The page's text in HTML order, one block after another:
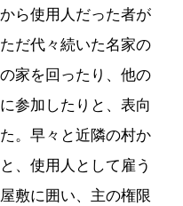
ら使用人だった者が
だ代々続いた名家の
家を回ったり、他の
参加したりと、表向
。早々と近隣の村か
、使用人として雇う
敷に囲い、主の権限